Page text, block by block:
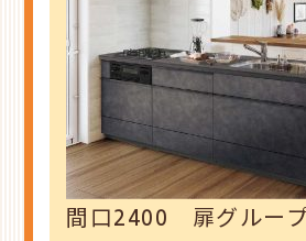
間口2400 扉グルー